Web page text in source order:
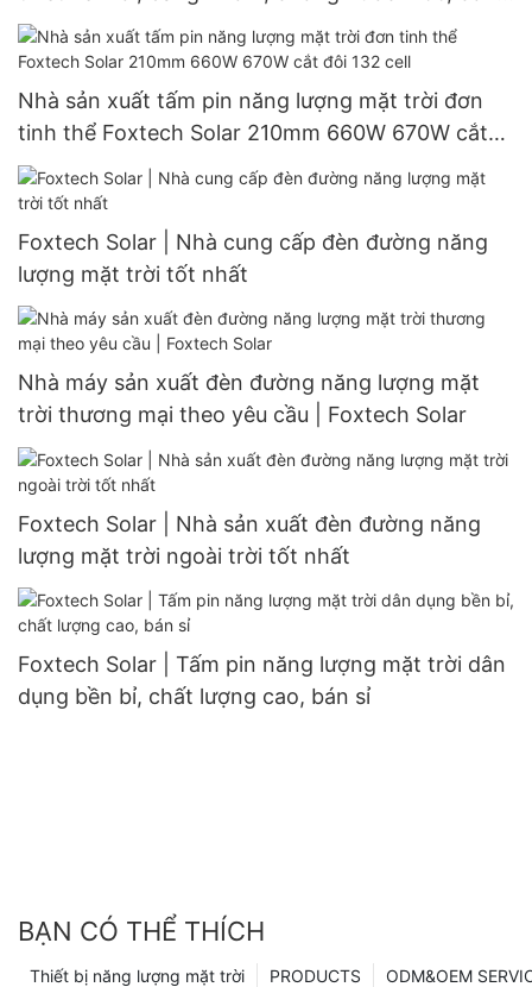
suất 60W, 80W, 100W.
Nhà sản xuất tấm pin năng lượng mặt trời đơn
tinh thể Foxtech Solar 210mm 660W 670W cắt
đôi 132 cell
Foxtech Solar | Nhà cung cấp đèn đường năng
lượng mặt trời tốt nhất
Nhà máy sản xuất đèn đường năng lượng mặt
trời thương mại theo yêu cầu | Foxtech Solar
Foxtech Solar | Nhà sản xuất đèn đường năng
lượng mặt trời ngoài trời tốt nhất
Foxtech Solar | Tấm pin năng lượng mặt trời dân
dụng bền bỉ, chất lượng cao, bán sỉ
BẠN CÓ THỂ THÍCH
ODM&OEM
PRODUCTS
Thiết bị năng lượng mặt trời